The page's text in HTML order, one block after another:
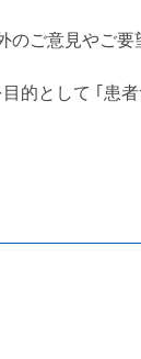
のご意見やご要
的として ｢患